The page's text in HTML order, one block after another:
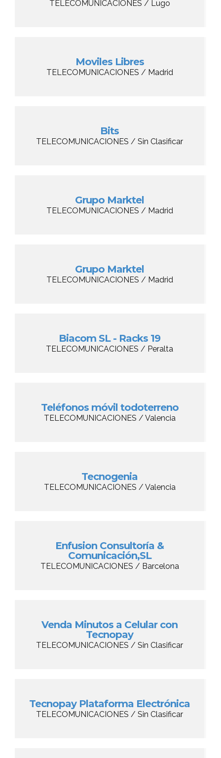
TELECOMUNICACIONES / Lugo
Moviles Libres
TELECOMUNICACIONES / Madrid
Bits
TELECOMUNICACIONES / Sin Clasificar
Grupo Marktel
TELECOMUNICACIONES / Madrid
Grupo Marktel
TELECOMUNICACIONES / Madrid
Biacom SL - Racks 19
TELECOMUNICACIONES / Peralta
Teléfonos móvil todoterreno
TELECOMUNICACIONES / Valencia
Tecnogenia
TELECOMUNICACIONES / Valencia
Enfusion Consultoría &
Comunicación,SL
TELECOMUNICACIONES / Barcelona
Venda Minutos a Celular con
Tecnopay
TELECOMUNICACIONES / Sin Clasificar
Tecnopay Plataforma Electrónica
TELECOMUNICACIONES / Sin Clasificar